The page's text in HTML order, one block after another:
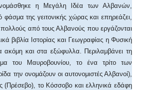
η Μεγάλη Ιδέα των Αλβανών,
φάσμα της γειτονικής χώρας και επηρεάζει,
από τους Αλβανούς που εργάζονται
βιβλία Ιστορίας και Γεωγραφίας η Φυσική
και στα εξώφυλλα. Περιλαμβάνει τη
του Μαυροβουνίου, το ένα τρίτο των
την ονομάζουν οι αυτονομιστές Αλβανοί),
(Πρέσεβο), το Κόσσοβο και ελληνικά εδάφη